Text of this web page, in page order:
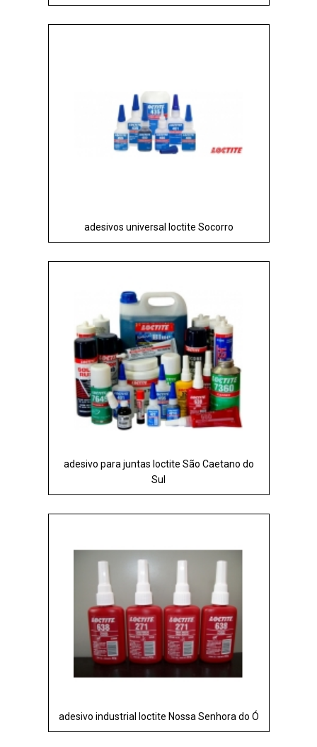
adesivos universal loctite Socorro
adesivo para juntas loctite São Caetano do
Sul
adesivo industrial loctite Nossa Senhora do Ó